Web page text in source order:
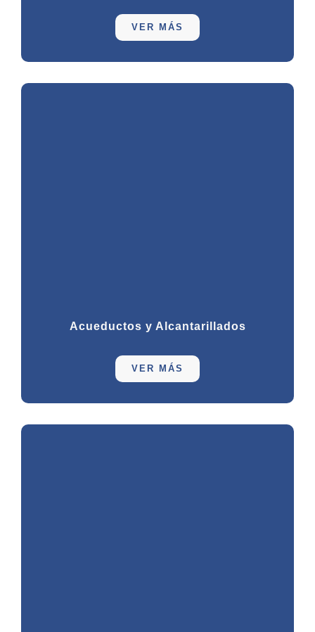
VER MÁS
Acueductos y Alcantarillados
VER MÁS